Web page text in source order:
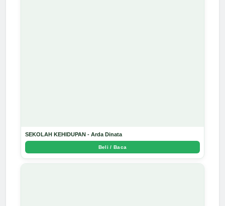
SEKOLAH KEHIDUPAN - Arda Dinata
Beli / Baca